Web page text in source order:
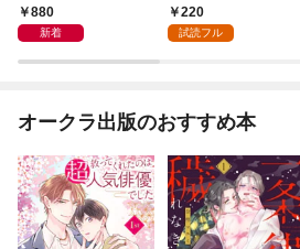
【単行本版】
880
新着
話】 1
220
試読フル
オークラ出版のおすすめ本